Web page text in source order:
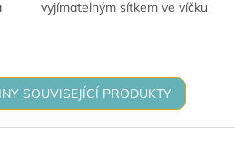
vyjímatelným sítkem ve víčku
SOUVISEJÍCÍ PRODUKTY